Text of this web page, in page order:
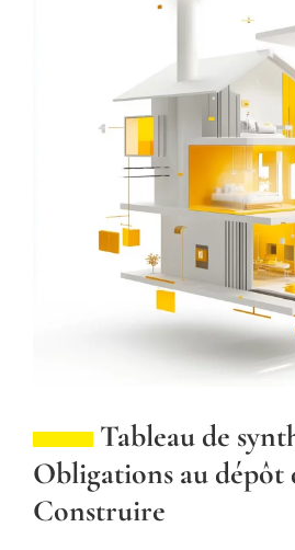
Tableau de
Obligations au dépôt
Construire